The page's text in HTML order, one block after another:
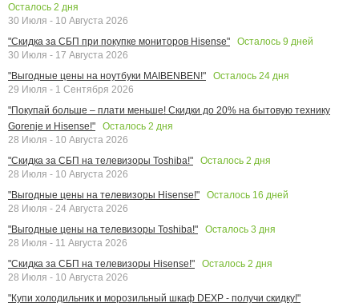
Осталось 2 дня
30 Июля - 10 Августа 2026
"Скидка за СБП при покупке мониторов Hisense"
Осталось 9 дней
30 Июля - 17 Августа 2026
"Выгодные цены на ноутбуки MAIBENBEN!"
Осталось 24 дня
29 Июля - 1 Сентября 2026
"Покупай больше – плати меньше! Скидки до 20% на бытовую технику
Gorenje и Hisense!"
Осталось 2 дня
28 Июля - 10 Августа 2026
"Скидка за СБП на телевизоры Toshiba!"
Осталось 2 дня
28 Июля - 10 Августа 2026
"Выгодные цены на телевизоры Hisense!"
Осталось 16 дней
28 Июля - 24 Августа 2026
"Выгодные цены на телевизоры Toshiba!"
Осталось 3 дня
28 Июля - 11 Августа 2026
"Скидка за СБП на телевизоры Hisense!"
Осталось 2 дня
28 Июля - 10 Августа 2026
"Купи холодильник и морозильный шкаф DEXP - получи скидку!"